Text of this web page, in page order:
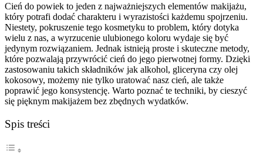
Cień do powiek to jeden z najważniejszych elementów makijażu,
który potrafi dodać charakteru i wyrazistości każdemu spojrzeniu.
Niestety, pokruszenie tego kosmetyku to problem, który dotyka
wielu z nas, a wyrzucenie ulubionego koloru wydaje się być
jedynym rozwiązaniem. Jednak istnieją proste i skuteczne metody,
które pozwalają przywrócić cień do jego pierwotnej formy. Dzięki
zastosowaniu takich składników jak alkohol, gliceryna czy olej
kokosowy, możemy nie tylko uratować nasz cień, ale także
poprawić jego konsystencję. Warto poznać te techniki, by cieszyć
się pięknym makijażem bez zbędnych wydatków.
Spis treści